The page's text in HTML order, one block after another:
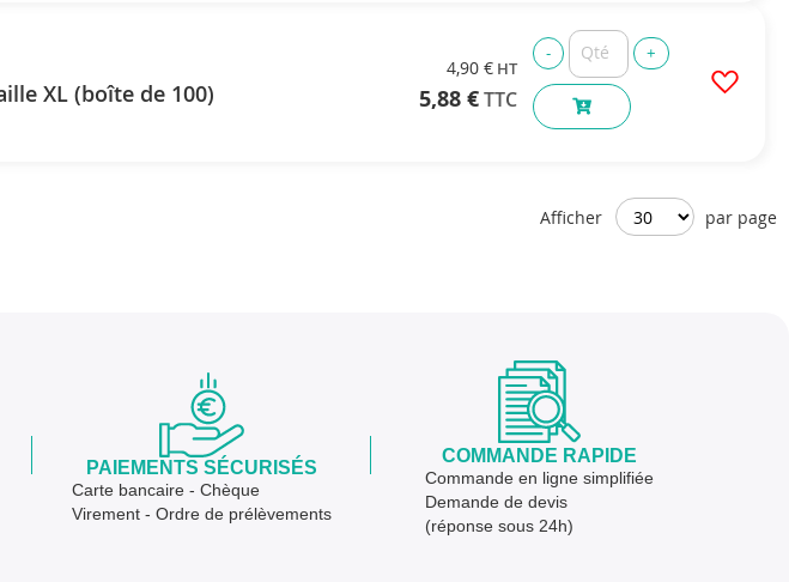
XL (boîte de 100)
4,90 €
5,88 €
Afficher par page
PAIEMENTS SÉCURISÉS
Carte bancaire - Chèque
Virement - Ordre de prélèvements
COMMANDE RAPIDE
Commande en ligne simplifiée
Demande de devis
(réponse sous 24h)